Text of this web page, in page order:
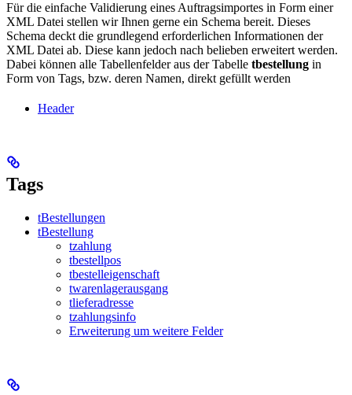
Für die einfache Validierung eines Auftragsimportes in Form einer
XML Datei stellen wir Ihnen gerne ein Schema bereit. Dieses
Schema deckt die grundlegend erforderlichen Informationen der
XML Datei ab. Diese kann jedoch nach belieben erweitert werden.
Dabei können alle Tabellenfelder aus der Tabelle tbestellung in
Form von Tags, bzw. deren Namen, direkt gefüllt werden
Header
Tags
tBestellungen
tBestellung
tzahlung
tbestellpos
tbestelleigenschaft
twarenlagerausgang
tlieferadresse
tzahlungsinfo
Erweiterung um weitere Felder